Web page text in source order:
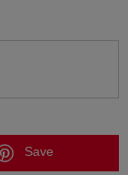
Save